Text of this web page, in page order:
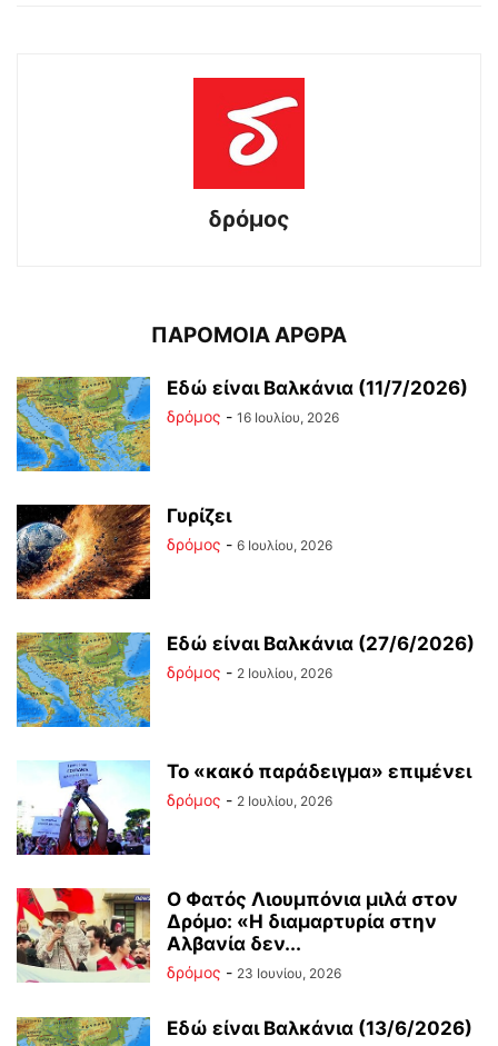
δρόμος
ΠΑΡΟΜΟΙΑ ΑΡΘΡΑ
Εδώ είναι Βαλκάνια (11/7/2026)
δρόμος - 16 Ιουλίου, 2026
Γυρίζει
δρόμος - 6 Ιουλίου, 2026
Εδώ είναι Βαλκάνια (27/6/2026)
δρόμος - 2 Ιουλίου, 2026
Το «κακό παράδειγμα» επιμένει
δρόμος - 2 Ιουλίου, 2026
Ο Φατός Λιουμπόνια μιλά στον
Δρόμο: «Η διαμαρτυρία στην
Αλβανία δεν...
δρόμος - 23 Ιουνίου, 2026
Εδώ είναι Βαλκάνια (13/6/2026)